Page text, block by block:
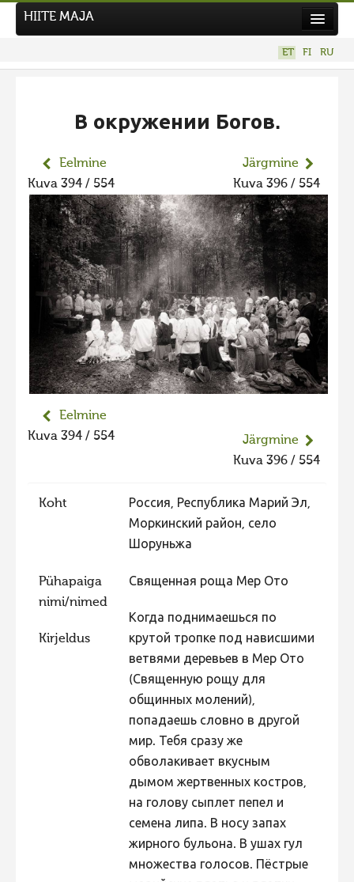
Uudised
Tegutse
Kuvavõistlused
Kontakt
HIITE MAJA
ET FI RU
В окружении Богов.
Eelmine
Kuva 394 / 554
Järgmine
Kuva 396 / 554
Eelmine
Kuva 394 / 554
Järgmine
Kuva 396 / 554
Koht
Россия, Республика Марий Эл,
Моркинский район, село
Шоруньжа
Pühapaiga
nimi/nimed
Священная роща Мер Ото
Kirjeldus
Когда поднимаешься по
крутой тропке под нависшими
ветвями деревьев в Мер Ото
(Священную рощу для
общинных молений),
попадаешь словно в другой
мир. Тебя сразу же
обволакивает вкусным
дымом жертвенных костров,
на голову сыплет пепел и
семена липа. В носу запах
жирного бульона. В ушах гул
множества голосов. Пёстрые